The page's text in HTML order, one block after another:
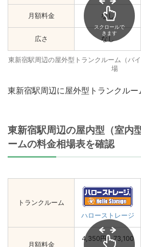
月額料金 なし
広さ なし
スクロールで
きます
東新宿駅周辺の屋外型トランクルーム（バ
場
東新宿駅周辺に屋外型トランクルー
東新宿駅周辺の屋内型（室内
ームの料金相場表を確認
トランクルーム
ハローストレージ
月額料金
4,350円～73,100